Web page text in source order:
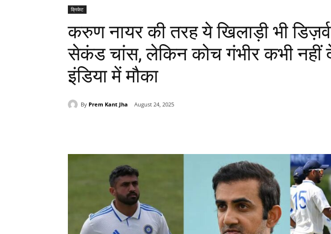
क्रिकेट
करुण नायर की तरह ये खिलाड़ी भी
सेकंड चांस, लेकिन कोच गंभीर कभी नहीं
इंडिया में मौका
By Prem Kant Jha August 24, 2025